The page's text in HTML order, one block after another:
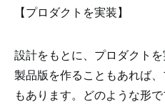
【プロダクトを実装】
設計をもとに、プロダクト
製品版を作ることもあれば
もあります。どのような形